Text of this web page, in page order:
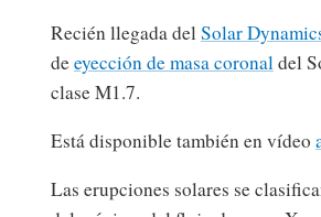
Recién llegada del Solar
deeyección de masa coronal del
clase M1.7.
Está disponible también en vídeo
Las erupciones solares se